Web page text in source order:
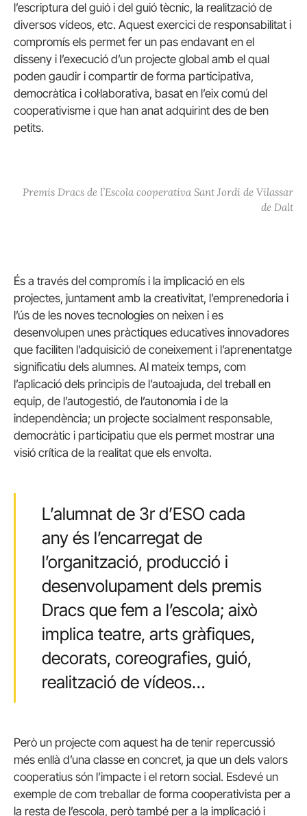
l’escriptura del guió i del guió tècnic, la realització de
diversos vídeos, etc. Aquest exercici de responsabilitat i
compromís els permet fer un pas endavant en el
disseny i l’execució d’un projecte global amb el qual
poden gaudir i compartir de forma participativa,
democràtica i col·laborativa, basat en l’eix comú del
cooperativisme i que han anat adquirint des de ben
petits.
Premis Dracs de l’Escola cooperativa Sant Jordi de Vilassar
de Dalt
És a través del compromís i la implicació en els
projectes, juntament amb la creativitat, l’emprenedoria i
l’ús de les noves tecnologies on neixen i es
desenvolupen unes pràctiques educatives innovadores
que faciliten l’adquisició de coneixement i l’aprenentatge
significatiu dels alumnes. Al mateix temps, com
l’aplicació dels principis de l’autoajuda, del treball en
equip, de l’autogestió, de l’autonomia i de la
independència; un projecte socialment responsable,
democràtic i participatiu que els permet mostrar una
visió crítica de la realitat que els envolta.
L’alumnat de 3r d’ESO cada
any és l’encarregat de
l’organització, producció i
desenvolupament dels premis
Dracs que fem a l’escola; això
implica teatre, arts gràfiques,
decorats, coreografies, guió,
realització de vídeos…
Però un projecte com aquest ha de tenir repercussió
més enllà d’una classe en concret, ja que un dels valors
cooperatius són l’impacte i el retorn social. Esdevé un
exemple de com treballar de forma cooperativista per a
la resta de l’escola, però també per a la implicació i